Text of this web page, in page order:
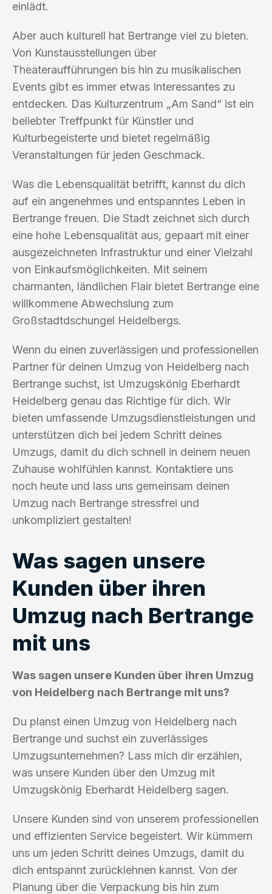
einlädt.
Aber auch kulturell hat Bertrange viel zu bieten.
Von Kunstausstellungen über
Theateraufführungen bis hin zu musikalischen
Events gibt es immer etwas Interessantes zu
entdecken. Das Kulturzentrum „Am Sand“ ist ein
beliebter Treffpunkt für Künstler und
Kulturbegeisterte und bietet regelmäßig
Veranstaltungen für jeden Geschmack.
Was die Lebensqualität betrifft, kannst du dich
auf ein angenehmes und entspanntes Leben in
Bertrange freuen. Die Stadt zeichnet sich durch
eine hohe Lebensqualität aus, gepaart mit einer
ausgezeichneten Infrastruktur und einer Vielzahl
von Einkaufsmöglichkeiten. Mit seinem
charmanten, ländlichen Flair bietet Bertrange eine
willkommene Abwechslung zum
Großstadtdschungel Heidelbergs.
Wenn du einen zuverlässigen und professionellen
Partner für deinen Umzug von Heidelberg nach
Bertrange suchst, ist Umzugskönig Eberhardt
Heidelberg genau das Richtige für dich. Wir
bieten umfassende Umzugsdienstleistungen und
unterstützen dich bei jedem Schritt deines
Umzugs, damit du dich schnell in deinem neuen
Zuhause wohlfühlen kannst. Kontaktiere uns
noch heute und lass uns gemeinsam deinen
Umzug nach Bertrange stressfrei und
unkompliziert gestalten!
Was sagen unsere
Kunden über ihren
Umzug nach Bertrange
mit uns
Was sagen unsere Kunden über ihren Umzug
von Heidelberg nach Bertrange mit uns?
Du planst einen Umzug von Heidelberg nach
Bertrange und suchst ein zuverlässiges
Umzugsunternehmen? Lass mich dir erzählen,
was unsere Kunden über den Umzug mit
Umzugskönig Eberhardt Heidelberg sagen.
Unsere Kunden sind von unserem professionellen
und effizienten Service begeistert. Wir kümmern
uns um jeden Schritt deines Umzugs, damit du
dich entspannt zurücklehnen kannst. Von der
Planung über die Verpackung bis hin zum